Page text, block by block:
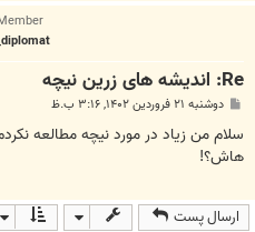
Re: اندیشه های زرین نیچه
ت
دوشنبه ۲۱ فروردین ۱۴۰۲, ۳:۱۶ ب.ظ
سلام من زیاد در مورد نیچه مطالعه
هاش؟!
ارسال پست